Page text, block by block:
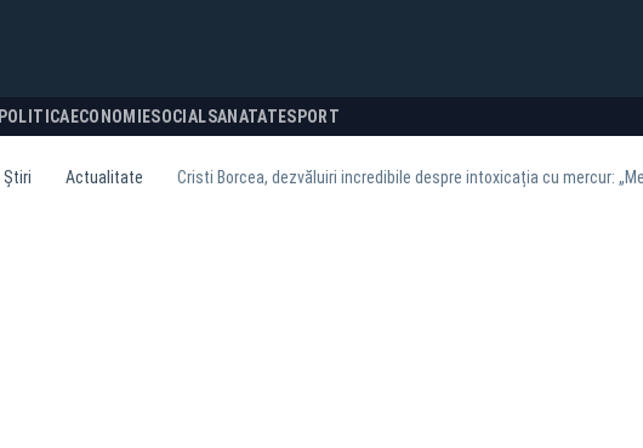
POLITICA ECONOMIESOCIALSANATATESPORT
Știri Actualitate Cristi Borcea, dezvăluiri incredibile despre intoxicația cu mercur: